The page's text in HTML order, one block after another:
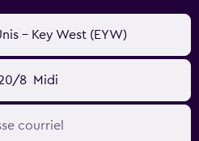
- Key West (EYW)
8 Midi